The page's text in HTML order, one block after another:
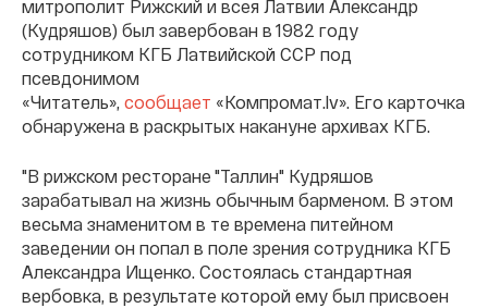
митрополит Рижский и всея Латвии Александр
(Кудряшов) был завербован в 1982 году
сотрудником КГБ Латвийской ССР под
псевдонимом
«Читатель», сообщает «Компромат.lv». Его карточка
обнаружена в раскрытых накануне архивах КГБ.
"В рижском ресторане "Таллин" Кудряшов
зарабатывал на жизнь обычным барменом. В этом
весьма знаменитом в те времена питейном
заведении он попал в поле зрения сотрудника КГБ
Александра Ищенко. Состоялась стандартная
вербовка, в результате которой ему был присвоен